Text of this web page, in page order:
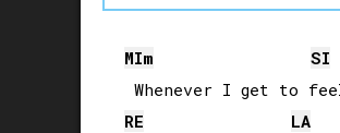
MIm
SI
RE
LA